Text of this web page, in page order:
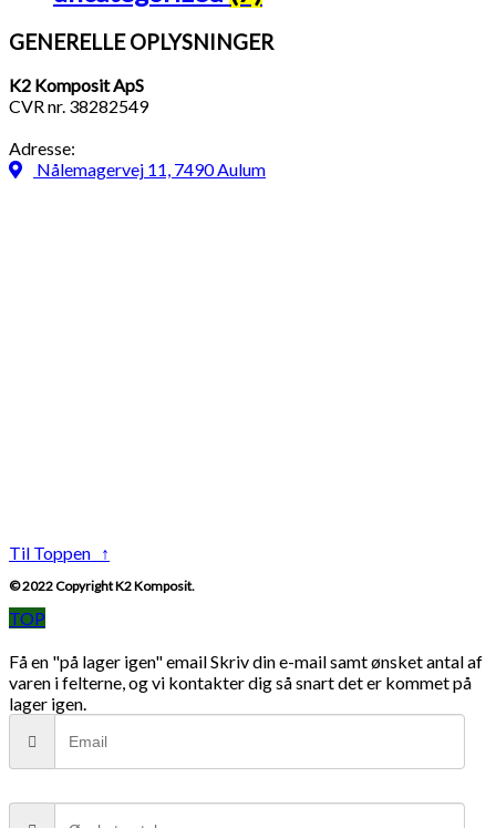
GENERELLE OPLYSNINGER
K2 Komposit ApS
CVR nr. 38282549
Adresse:
Nålemagervej 11, 7490 Aulum
Til Toppen ↑
© 2022 Copyright K2 Komposit.
TOP
Få en "på lager igen" emailSkriv din e-mail samt ønsket antal af
varen i felterne, og vi kontakter dig så snart det er kommet på
lager igen.